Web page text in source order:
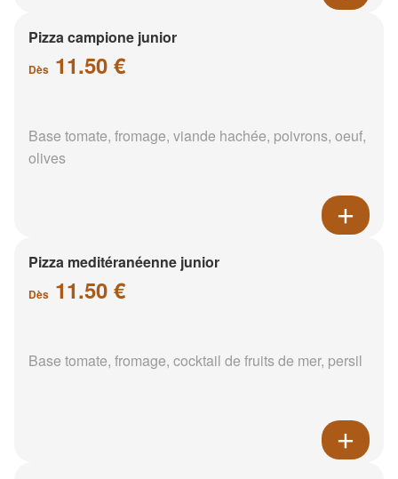
Pizza campione junior
Dès 11.50 €
Base tomate, fromage, viande hachée, poivrons, oeuf,
olives
Pizza meditéranéenne junior
Dès 11.50 €
Base tomate, fromage, cocktail de fruits de mer, persil